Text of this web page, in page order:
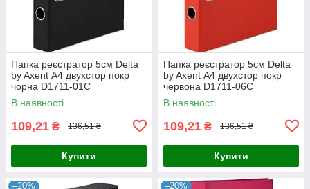
Папка реєстратор 5см Delta
by Axent А4 двухстор покр
чорна D1711-01C
В наявності
109,21 ₴ 136,51 ₴
Купити
Папка реєстратор 5см Delta
by Axent А4 двухстор покр
червона D1711-06C
В наявності
109,21 ₴ 136,51 ₴
Купити
–20% –20%